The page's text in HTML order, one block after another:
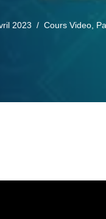
2023 Cours Video